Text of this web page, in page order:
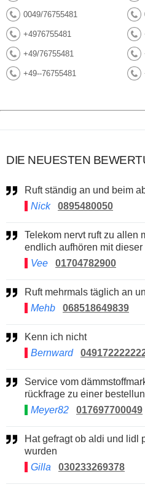
0049/76755481
+4976755481
+49/76755481
+49--76755481
DIE NEUESTEN
Ruft ständig an und beim
Nick
0895480050
Telekom nervt ruft zu allen möglichen uhrzeiten an. sollen
endlich aufhören mit dieser
Vee
01704782900
Ruft mehrmals täglich an
Mehb
068518649839
Kenn ich nicht
Bernward
Service vom dämmstoffmarkt dortmund wegen einer
rückfrage zu einer
Meyer82
017697700049
Hat gefragt ob aldi und lidl prospekte eingeworfen
wurden
Gilla
030233269378